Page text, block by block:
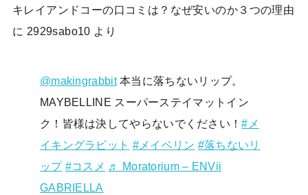
キレイアンドコーの口コミは？なぜ安いのか３つの理由
に 2929sabo10 より
@makingrabbit本当に落ちないリップ。
MAYBELLINE スーパーステイマットイン
ク！皆様は決してやらないでください！#メ
イキングラビット #メイベリン #落ちないリ
ップ #コスメ ♬ Moratorium – ENVii
GABRIELLA